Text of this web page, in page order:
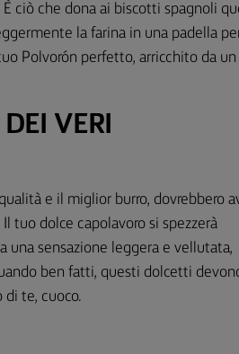
ciò che dona ai biscotti spagnoli
la farina in una padella
Polvorón perfetto, arricchito da un
VERI
e il miglior burro, dovrebbero
tuo dolce capolavoro si spezzerà
una sensazione leggera e vellutata,
ben fatti, questi dolcetti
di te, cuoco.